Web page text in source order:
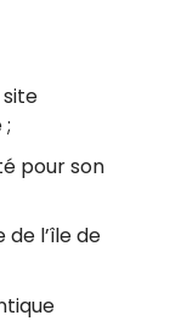
pour son
l’île de